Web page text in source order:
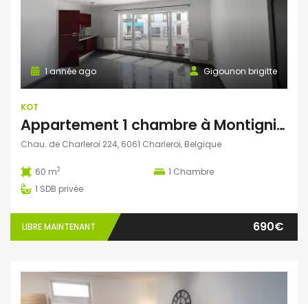
Gigounon brigitte
1 année ago
KOT
Appartement 1 chambre à Montignies-Sur-Sambre
Chau. de Charleroi 224, 6061 Charleroi, Belgique
60 m2 1 Chambre
1 SDB privée
LIBRE MAINTENANT 690€